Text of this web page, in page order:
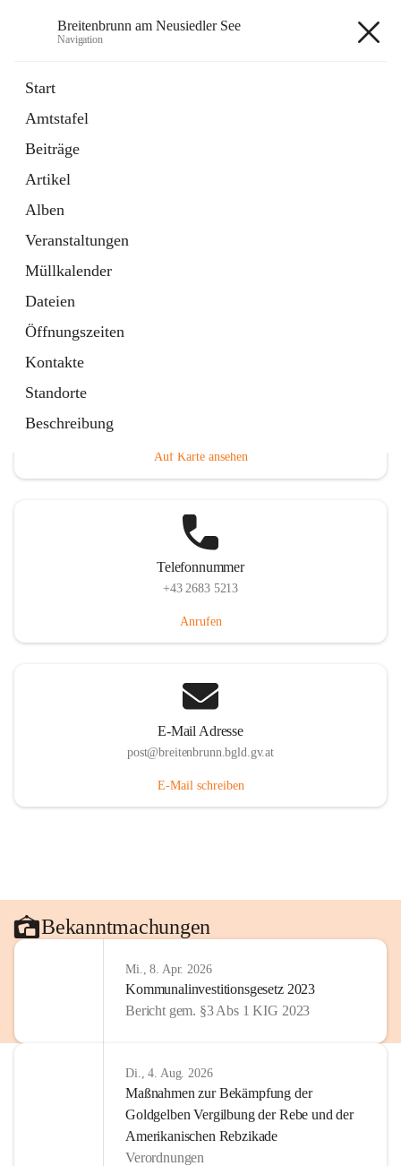
Breitenbrunn am Neusiedler See
Navigation
Start
Amtstafel
Beiträge
Artikel
Alben
Veranstaltungen
Müllkalender
Dateien
Öffnungszeiten
Kontakte
Standorte
Beschreibung
18 Schnellzugriffe
Gemeindeservice
Auf Karte ansehen
Telefonnummer
+43 2683 5213
Anrufen
E-Mail Adresse
post@breitenbrunn.bgld.gv.at
E-Mail schreiben
Bekanntmachungen
Mi., 8. Apr. 2026
Kommunalinvestitionsgesetz 2023
Bericht gem. §3 Abs 1 KIG 2023
Di., 4. Aug. 2026
Maßnahmen zur Bekämpfung der
Goldgelben Vergilbung der Rebe und der
Amerikanischen Rebzikade
Verordnungen